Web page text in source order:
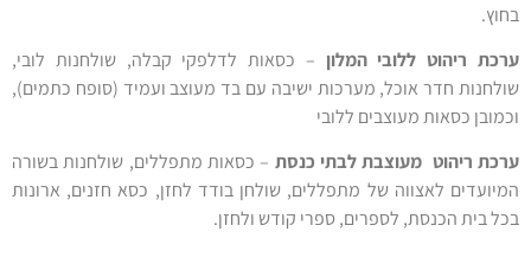
בחוץ.
ערכת ריהוט ללובי המלון – כסאות לדלפקי קבלה, שולחנות לובי,
שולחנות חדר אוכל, מערכות ישיבה עם בד מעוצב ועמיד (סופח כתמים),
וכמובן כסאות מעוצבים ללובי
ערכת ריהוט מעוצבת לבתי כנסת – כסאות מתפללים, שולחנות בשורה
המיועדים לאצווה של מתפללים, שולחן בודד לחזן, כסא חזנים, ארונות
בכל בית הכנסת, לספרים, ספרי קודש ולחזן.